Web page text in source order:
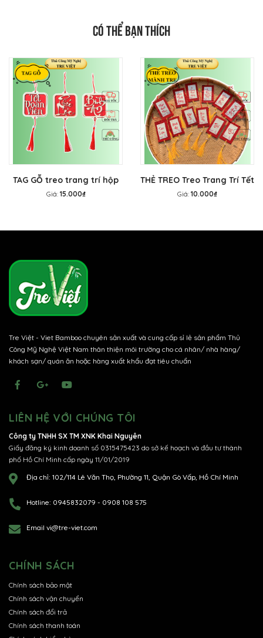
CÓ THỂ BẠN THÍCH
TAG GỖ treo trang trí hộp
quà - THẺ TREO trang trí
Giá:15.000₫
THẺ TREO Treo Trang Trí Tết
- Tag mành tre treo mai
Giá: 10.000₫
Tre Việt - Viet Bamboo chuyên sản xuất và cung cấp sỉ lẻ sản phẩm Thủ
Công Mỹ Nghệ Việt Nam thân thiện môi trường cho cá nhân/ nhà hàng/
khách sạn/ quán ăn hoặc hàng xuất khẩu đạt tiêu chuẩn
LIÊN HỆ VỚI CHÚNG TÔI
Công ty TNHH SX TM XNK Khai Nguyên
Giấy đăng ký kinh doanh số 0315475423 do sở kế hoạch và đầu tư thành
phố Hồ Chí Minh cấp ngày 11/01/2019
Địa chỉ: 102/114 Lê Văn Thọ, Phường 11, Quận Gò Vấp, Hồ Chí Minh
Hotline: 0945832079 - 0908 108 575
Email vi@tre-viet.com
CHÍNH SÁCH
Chính sách bảo mật
Chính sách vận chuyển
Chính sách đổi trả
Chính sách thanh toán